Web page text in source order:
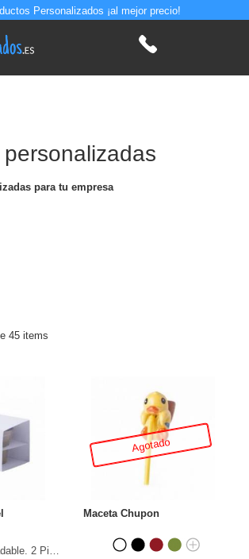
Personalizados ¡al mejor precio!
para tu empresa
45 items
Macetero Biodegradable. 2 Piezas. Semillas Incluidas.
Agotado
Maceta Chupon